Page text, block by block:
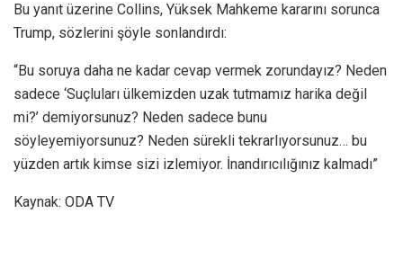
Bu yanıt üzerine Collins, Yüksek Mahkeme kararını sorunca
Trump, sözlerini şöyle sonlandırdı:
“Bu soruya daha ne kadar cevap vermek zorundayız? Neden
sadece ‘Suçluları ülkemizden uzak tutmamız harika değil
mi?’ demiyorsunuz? Neden sadece bunu
söyleyemiyorsunuz? Neden sürekli tekrarlıyorsunuz… bu
yüzden artık kimse sizi izlemiyor. İnandırıcılığınız kalmadı”
Kaynak: ODA TV